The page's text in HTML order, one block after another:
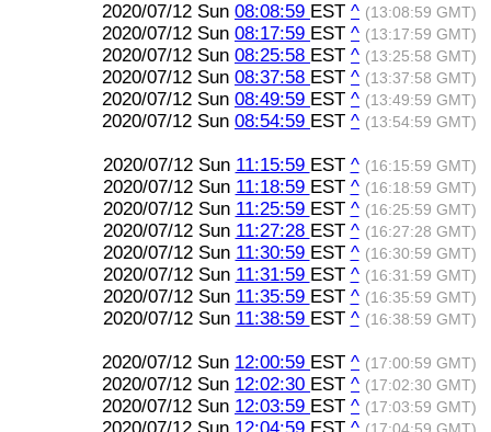
2020/07/12 Sun 08:08:59 EST ^ (13:08:59 GMT)
2020/07/12 Sun 08:17:59 EST ^ (13:17:59 GMT)
2020/07/12 Sun 08:25:58 EST ^ (13:25:58 GMT)
2020/07/12 Sun 08:37:58 EST ^ (13:37:58 GMT)
2020/07/12 Sun 08:49:59 EST ^ (13:49:59 GMT)
2020/07/12 Sun 08:54:59 EST ^ (13:54:59 GMT)
2020/07/12 Sun 11:15:59 EST ^ (16:15:59 GMT)
2020/07/12 Sun 11:18:59 EST ^ (16:18:59 GMT)
2020/07/12 Sun 11:25:59 EST ^ (16:25:59 GMT)
2020/07/12 Sun 11:27:28 EST ^ (16:27:28 GMT)
2020/07/12 Sun 11:30:59 EST ^ (16:30:59 GMT)
2020/07/12 Sun 11:31:59 EST ^ (16:31:59 GMT)
2020/07/12 Sun 11:35:59 EST ^ (16:35:59 GMT)
2020/07/12 Sun 11:38:59 EST ^ (16:38:59 GMT)
2020/07/12 Sun 12:00:59 EST ^ (17:00:59 GMT)
2020/07/12 Sun 12:02:30 EST ^ (17:02:30 GMT)
2020/07/12 Sun 12:03:59 EST ^ (17:03:59 GMT)